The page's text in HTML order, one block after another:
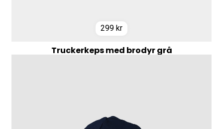
299 kr
Truckerkeps med brodyr grå